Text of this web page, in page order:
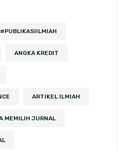
#PUBLIKASIILMIAH
ANGKA KREDIT
ARTIKEL ILMIAH
MEMILIH JURNAL